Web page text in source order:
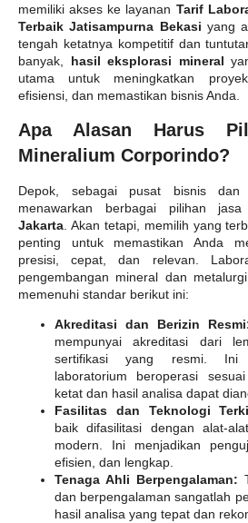
memiliki akses ke layanan Tarif
Terbaik Jatisampurna Bekasi yang
tengah ketatnya kompetitif dan
banyak, hasil eksplorasi mineral
utama untuk meningkatkan
efisiensi, dan memastikan bisnis Anda.
Apa Alasan Harus
Mineralium Corporindo?
Depok, sebagai pusat bisnis dan
menawarkan berbagai pilihan jasa
Jakarta . Akan tetapi, memilih yang
penting untuk memastikan Anda
presisi, cepat, dan relevan.
pengembangan mineral dan
memenuhi standar berikut ini:
Akreditasi dan Berizin
mempunyai akreditasi dari
sertifikasi yang resmi. Ini
laboratorium beroperasi
ketat dan hasil analisa dapat
Fasilitas dan Teknologi
baik difasilitasi dengan alat-
modern. Ini menjadikan
efisien, dan lengkap.
Tenaga Ahli Berpengalaman:
dan berpengalaman sangatlah
hasil analisa yang tepat dan